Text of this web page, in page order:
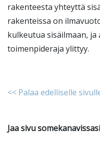
rakenteesta yhteyttä
rakenteissa on
kulkeutua sisäilmaan,
toimenpideraja ylittyy.
<< Palaa edelliselle
Jaa sivu